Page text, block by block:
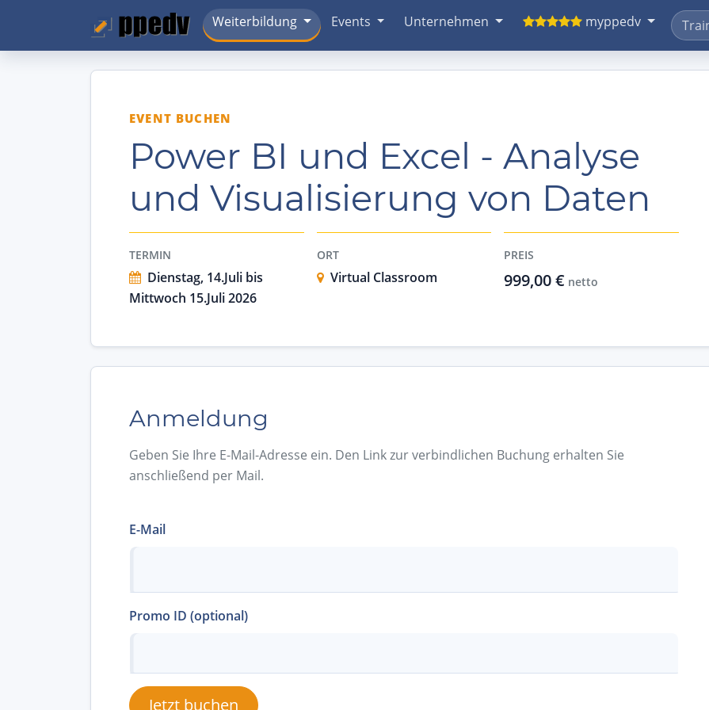
Weiterbildung Events Unternehmen myppedv
EVENT BUCHEN
Power BI und Excel - Analyse
und Visualisierung von Daten
TERMIN
Dienstag, 14.Juli bis
Mittwoch 15.Juli 2026
ORT
Virtual Classroom
PREIS
999,00 € netto
Anmeldung
Geben Sie Ihre E-Mail-Adresse ein. Den Link zur verbindlichen Buchung erhalten Sie
anschließend per Mail.
E-Mail
Promo ID (optional)
Jetzt buchen